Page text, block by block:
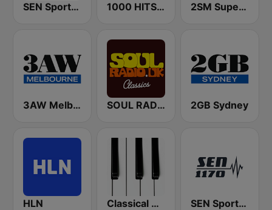
SEN Sports 1116 AM 1000 HITS Classical Music 2SM Super Radio
3AW Melbourne SOUL RADIO Only Classic Soul 2GB Sydney
HLN Classical Horizon Radio (International) SEN Sports 1170 Sydney